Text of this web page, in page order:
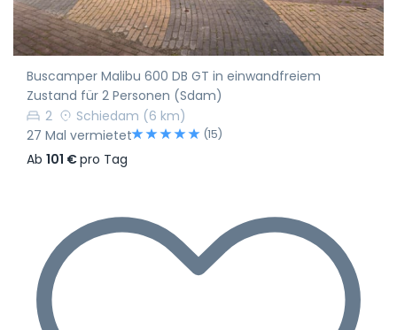
Buscamper Malibu 600 DB GT in einwandfreiem
Zustand für 2 Personen (Sdam)
2
Schiedam (6 km)
27 Mal vermietet
(15)
Ab 101 €pro Tag